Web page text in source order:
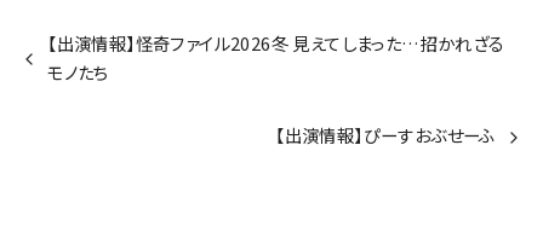
【出演情報】怪奇ファイル2026冬 見えてしまった…招かれざる
モノたち
【出演情報】ぴーすおぶせーふ